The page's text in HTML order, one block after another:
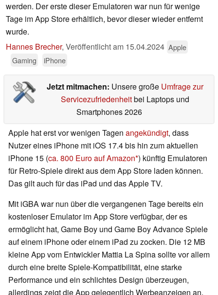
werden. Der erste dieser Emulatoren war nun für wenige
Tage im App Store erhältlich, bevor dieser wieder entfernt
wurde.
Hannes Brecher, Veröffentlicht am 15.04.2024 Apple
Gaming
iPhone
Jetzt mitmachen: Unsere große Umfrage zur
Servicezufriedenheitbei Laptops und
Smartphones 2026
Apple hat erst vor wenigen Tagen angekündigt, dass
Nutzer eines iPhone mit iOS 17.4 bis hin zum aktuellen
iPhone 15 (ca. 800 Euro auf Amazon ) künftig Emulatoren
für Retro-Spiele direkt aus dem App Store laden können.
Das gilt auch für das iPad und das Apple TV.
Mit iGBA war nun über die vergangenen Tage bereits ein
kostenloser Emulator im App Store verfügbar, der es
ermöglicht hat, Game Boy und Game Boy Advance Spiele
auf einem iPhone oder einem iPad zu zocken. Die 12 MB
kleine App vom Entwickler Mattia La Spina sollte vor allem
durch eine breite Spiele-Kompatibilität, eine starke
Performance und ein schlichtes Design überzeugen,
allerdings zeigt die App gelegentlich Werbeanzeigen an.